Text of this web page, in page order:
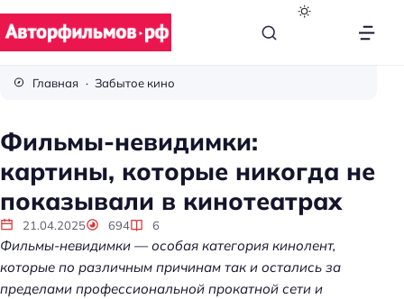
р
о
и
н
о
Главная Забытое кино
Фильмы-невидимки:
картины, которые никогда не
показывали в кинотеатрах
21.04.2025 694 6
Фильмы-невидимки — особая категория кинолент,
которые по различным причинам так и остались за
пределами профессиональной прокатной сети и